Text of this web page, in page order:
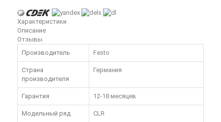
Характеристики
Описание
Отзывы
Производитель
Festo
Страна
производителя
Германия
Гарантия 12-18 месяцев
Модельный ряд CLR